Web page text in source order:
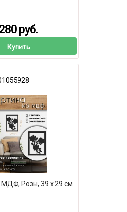
280 руб.
Купить
МДФ, Розы, 39 х 29 см